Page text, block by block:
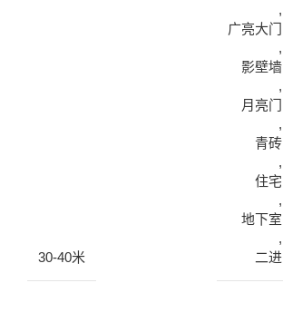
30-40米
,
广亮大门
,
影壁墙
,
月亮门
,
青砖
,
住宅
,
地下室
,
二进